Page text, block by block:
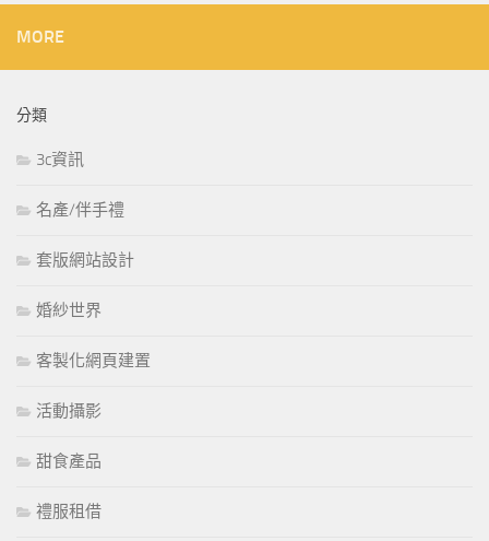
MORE
分類
3c資訊
名產/伴手禮
套版網站設計
婚紗世界
客製化網頁建置
活動攝影
甜食產品
禮服租借